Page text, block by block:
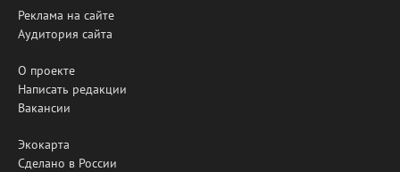
Реклама на сайте
Аудитория сайта
О проекте
Написать редакции
Вакансии
Экокарта
Сделано в России